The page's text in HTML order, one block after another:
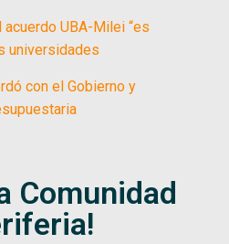
UBA-Milei “es
universidades
con el Gobierno y
Comunidad